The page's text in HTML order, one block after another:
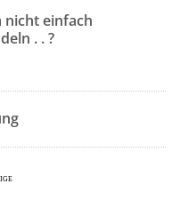
nicht einfach
. . ?